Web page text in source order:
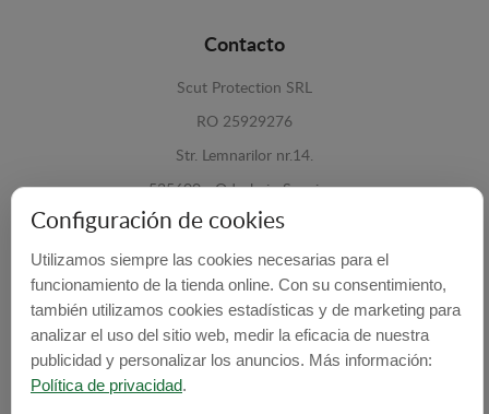
Contacto
Scut Protection SRL
RO 25929276
Str. Lemnarilor nr.14.
535600 - Odorheiu Secuiesc
Harghita, Romania
E-mail: info@cubrecarter.com
www.cubrecarter.com
Configuración de cookies
Utilizamos siempre las cookies necesarias para el
funcionamiento de la tienda online. Con su consentimiento,
también utilizamos cookies estadísticas y de marketing para
analizar el uso del sitio web, medir la eficacia de nuestra
publicidad y personalizar los anuncios. Más información:
Política de privacidad.